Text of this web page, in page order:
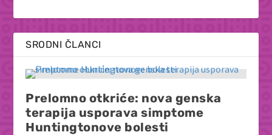
SRODNI ČLANCI
Prelomno otkriće: nova genska
terapija usporava simptome
Huntingtonove bolesti